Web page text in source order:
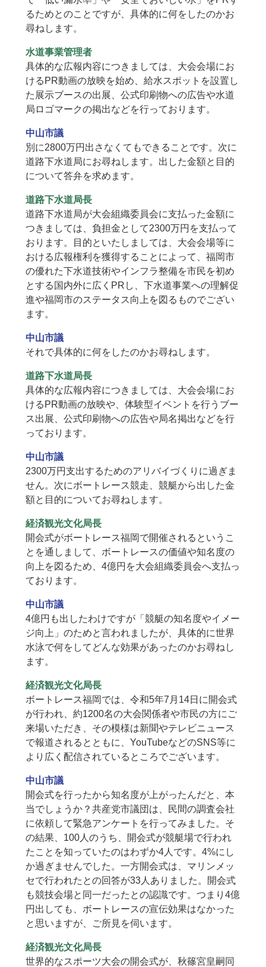
るためとのことですが、具体的に何をしたのかお
尋ねします。
水道事業管理者
具体的な広報内容につきましては、大会会場にお
けるPR動画の放映を始め、給水スポットを設置し
た展示ブースの出展、公式印刷物への広告や水道
局ロゴマークの掲出などを行っております。
中山市議
別に2800万円出さなくてもできることです。次に
道路下水道局にお尋ねします。出した金額と目的
について答弁を求めます。
道路下水道局長
道路下水道局が大会組織委員会に支払った金額に
つきましては、負担金として2300万円を支払って
おります。目的といたしましては、大会会場等に
おける広報権利を獲得することによって、福岡市
の優れた下水道技術やインフラ整備を市民を初め
とする国内外に広くPRし、下水道事業への理解促
進や福岡市のステータス向上を図るものでござい
ます。
中山市議
それで具体的に何をしたのかお尋ねします。
道路下水道局長
具体的な広報内容につきましては、大会会場にお
けるPR動画の放映や、体験型イベントを行うブー
ス出展、公式印刷物への広告や局名掲出などを行
っております。
中山市議
2300万円支出するためのアリバイづくりに過ぎま
せん。次にボートレース競走、競艇から出した金
額と目的についてお尋ねします。
経済観光文化局長
開会式がボートレース福岡で開催されるというこ
とを通しまして、ボートレースの価値や知名度の
向上を図るため、4億円を大会組織委員会へ支払っ
ております。
中山市議
4億円も出したわけですが「競艇の知名度やイメー
ジ向上」のためと言われましたが、具体的に世界
水泳で何をしてどんな効果があったのかお尋ねし
ます。
経済観光文化局長
ボートレース福岡では、令和5年7月14日に開会式
が行われ、約1200名の大会関係者や市民の方にご
来場いただき、その模様は新聞やテレビニュース
で報道されるとともに、YouTubeなどのSNS等に
より広く配信されているところでございます。
中山市議
開会式を行ったから知名度が上がったんだと、本
当でしょうか？共産党市議団は、民間の調査会社
に依頼して緊急アンケートを行ってみました。そ
の結果、100人のうち、開会式が競艇場で行われ
たことを知っていたのはわずか4人です。4%にし
か過ぎませんでした。一方開会式は、マリンメッ
セで行われたとの回答が33人ありました。開会式
も競技会場と同一だったとの認識です。つまり4億
円出しても、ボートレースの宣伝効果はなかった
と思いますが、ご所見を伺います。
経済観光文化局長
世界的なスポーツ大会の開会式が、秋篠宮皇嗣同